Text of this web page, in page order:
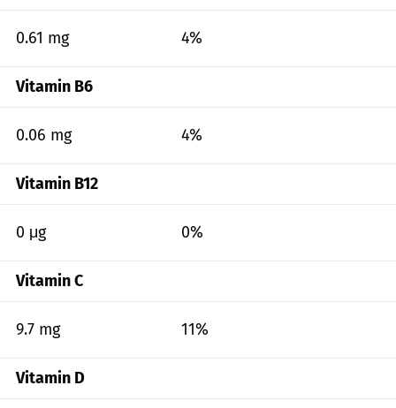
0.61 mg 4%
Vitamin B6
0.06 mg 4%
Vitamin B12
0 μg 0%
Vitamin C
9.7 mg 11%
Vitamin D